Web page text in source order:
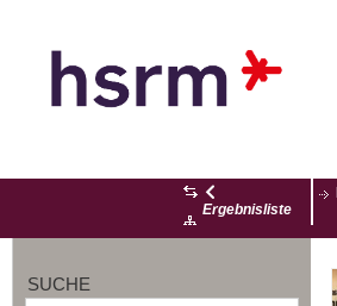
Ergebnisliste
SUCHE